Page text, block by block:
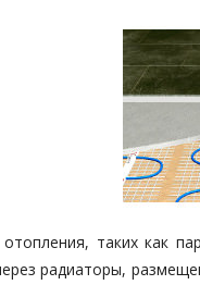
таких как
радиаторы,